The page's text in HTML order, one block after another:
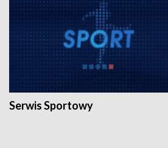
Serwis Sportowy